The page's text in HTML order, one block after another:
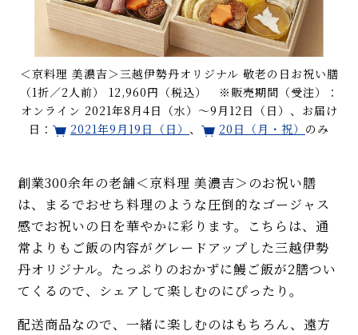
＜京料理 美濃吉＞三越伊勢丹オリジナル 敬老の日お祝い膳
（1折／2人前） 12,960円（税込） ※販売期間（受注）：
オンライン 2021年8月4日（水）～9月12日（日）、お届け
日：
2021年9月19日（日） 、 20日（月・祝） のみ
創業300余年の老舗＜京料理 美濃吉＞のお祝い膳
は、まるでおせち料理のような圧倒的なゴージャス
感でお祝いの日を華やかに彩ります。こちらは、通
常よりもご飯の内容がグレードアップした三越伊勢
丹オリジナル。たっぷりのおかずに鰻ご飯が2膳つい
てくるので、シェアして楽しむのにぴったり。
配送商品なので、一緒に楽しむのはもちろん、遠方